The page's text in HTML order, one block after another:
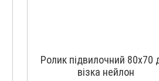
Ролик підвилочний 80х70
візка нейлон